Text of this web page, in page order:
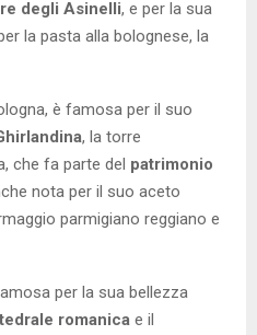
degli Asinelli, e per la sua
la pasta alla bolognese, la
è famosa per il suo
, la torre
che fa parte del patrimonio
nota per il suo aceto
parmigiano reggiano e
per la sua bellezza
romanica e il